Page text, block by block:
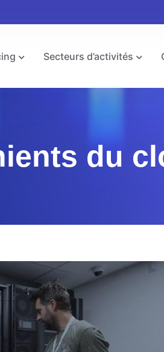
Secteurs d’activités
du